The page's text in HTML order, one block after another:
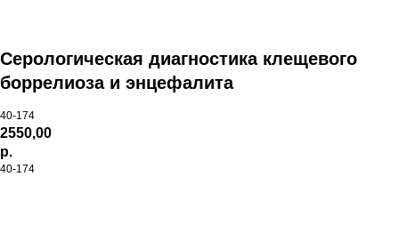
Серологическая диагностика клещевого
боррелиоза и энцефалита
40-174
2550,00
р.
40-174